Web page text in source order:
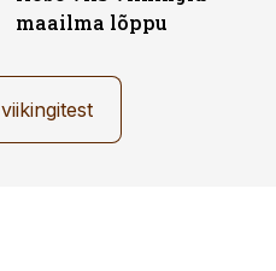
maailma lõppu